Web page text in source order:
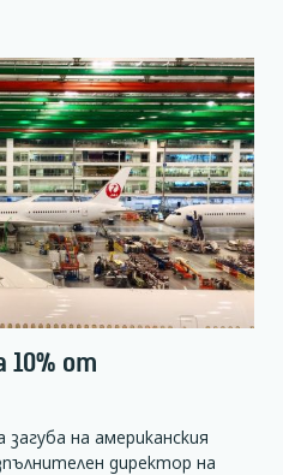
10% от
на американския
директор на